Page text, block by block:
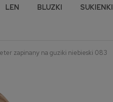
LEN BLUZKI SUKIENKI
zapinany na guziki niebieski 083